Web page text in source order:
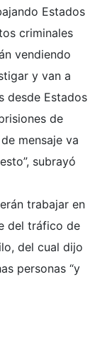
Estados
criminales
vendiendo
y van a
desde Estados
de
mensaje va
subrayó
trabajar en
del tráfico de
del cual dijo
personas “y